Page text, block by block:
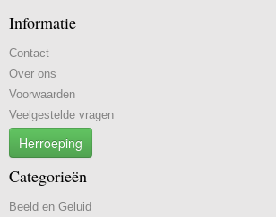
Informatie
Contact
Over ons
Voorwaarden
Veelgestelde vragen
Herroeping
Categorieën
Beeld en Geluid